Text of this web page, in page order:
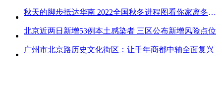
秋天的脚步抵达华南 2022全国秋冬进程图看你家离冬天有多远
北京近两日新增53例本土感染者 三区公布新增风险点位
广州市北京路历史文化街区：让千年商都中轴全面复兴